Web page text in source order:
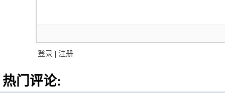
登录 | 注册
热门评论: